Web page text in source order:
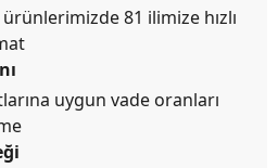
81 ilimize hızlı
uygun vade oranları